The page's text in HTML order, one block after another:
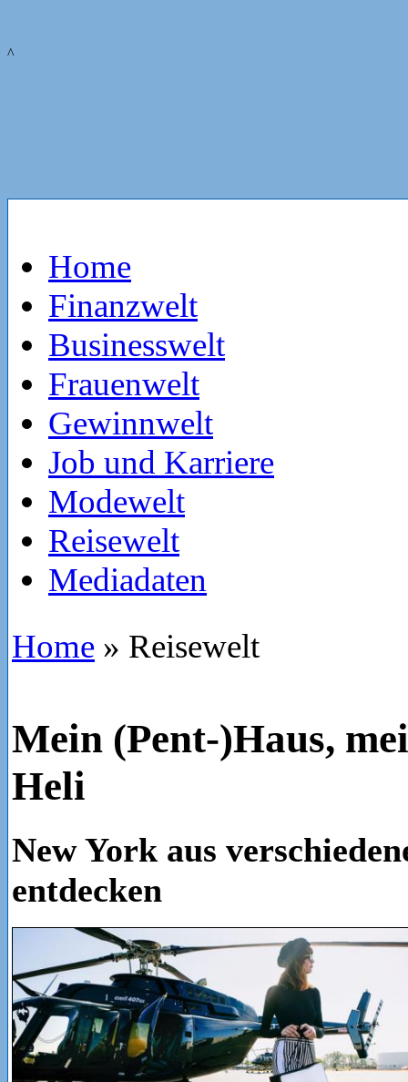
^
Home
Finanzwelt
Businesswelt
Frauenwelt
Gewinnwelt
Job und Karriere
Modewelt
Reisewelt
Mediadaten
Home » Reisewelt
Mein (Pent-)Haus,
Heli
New York aus
entdecken